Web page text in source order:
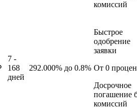
комиссий
7 -
168
дней
292.000% до 0.8%
Быстрое
одобрение
заявки
От 0
Досрочное
погашение
комиссий